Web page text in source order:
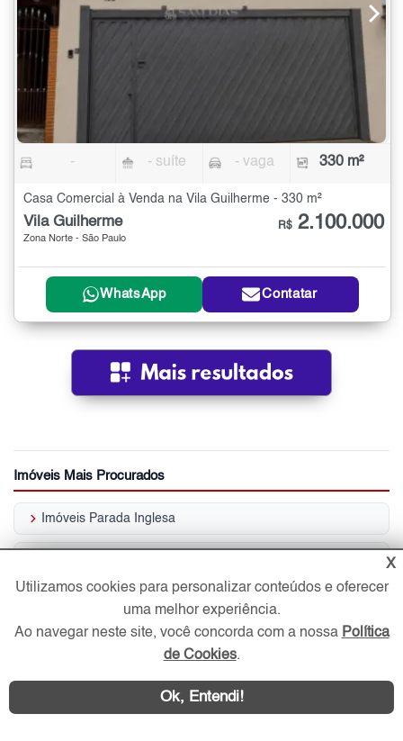
- - suíte - vaga 330 m²
Casa Comercial à Venda na Vila Guilherme - 330 m²
Vila Guilherme
Zona Norte - São Paulo
R$ 2.100.000
WhatsApp Contatar
Imóveis Mais Procurados
keyboard_arrow_right Imóveis Parada Inglesa
keyboard_arrow_right Imóveis Vila Mazzei
keyboard_arrow_right Imóveis Imirim
keyboard_arrow_right
keyboard_arrow_rightImóveis Casa Verde
X
Utilizamos cookies para personalizar conteúdos e oferecer
uma melhor experiência.
Ao navegar neste site, você concorda com a nossa Política
de Cookies.
Ok, Entendi!